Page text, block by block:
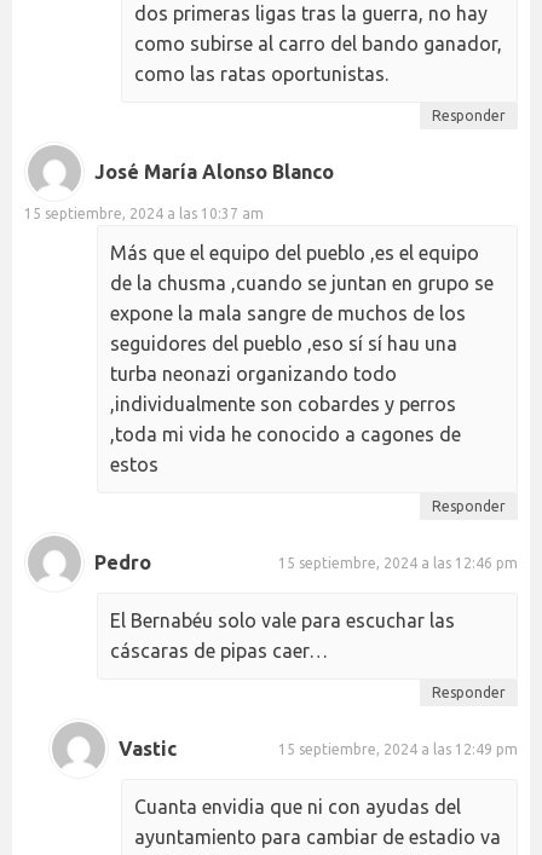
dos primeras ligas tras la guerra, no hay
como subirse al carro del bando ganador,
como las ratas oportunistas.
Responder
José María Alonso Blanco
15 septiembre, 2024 a las 10:37 am
Más que el equipo del pueblo ,es el equipo
de la chusma ,cuando se juntan en grupo se
expone la mala sangre de muchos de los
seguidores del pueblo ,eso sí sí hau una
turba neonazi organizando todo
,individualmente son cobardes y perros
,toda mi vida he conocido a cagones de
estos
Responder
Pedro 15 septiembre, 2024 a las 12:46 pm
El Bernabéu solo vale para escuchar las
cáscaras de pipas caer…
Responder
Vastic 15 septiembre, 2024 a las 12:49 pm
Cuanta envidia que ni con ayudas del
ayuntamiento para cambiar de estadio va